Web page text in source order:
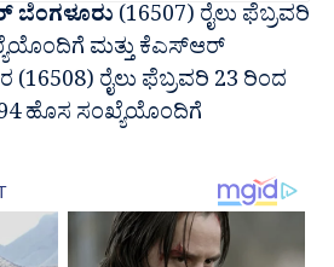
(16507) ರೈಲು ಫೆಬ್ರವರಿ
ಮತ್ತು ಕೆಎಸ್ಆರ್
ರೈಲು ಫೆಬ್ರವರಿ 23 ರಿಂದ
ಹೊಸ ಸಂಖ್ಯೆಯೊಂದಿಗೆ